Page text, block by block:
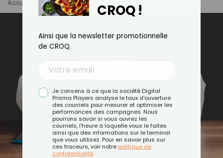
Accueil Tag Foie
CROQ !
Ainsi que la newsletter promotionnelle
de CROQ.
Je consens à ce que la société Digital
Prisma Players analyse le taux d'ouverture
des courriels pour mesurer et optimiser les
performances des campagnes. Nous
pourrons savoir si vous ouvrez les
courriels, l'heure à laquelle vous le faites
ainsi que des informations sur le terminal
que vous utilisez. Pour en savoir plus sur
ces traceurs, voir notre politique de
confidentialité.